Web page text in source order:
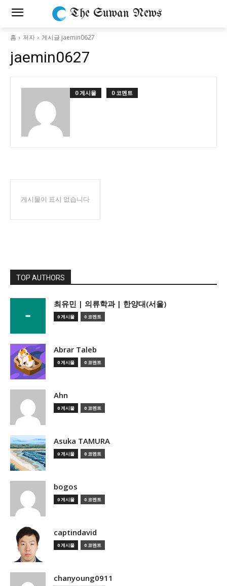
The Suwan News
홈 저자 게시글 jaemin0627
jaemin0627
0 게시물 0 코멘트
게시물이 표시 없습니다
TOP AUTHORS
­최유민 | 의류학과 | 한양대(서울)
0 게시물 0 코멘트
Abrar Taleb
0 게시물 0 코멘트
Ahn
0 게시물 0 코멘트
Asuka TAMURA
0 게시물 0 코멘트
bogos
0 게시물 0 코멘트
captindavid
0 게시물 0 코멘트
chanyoung0911